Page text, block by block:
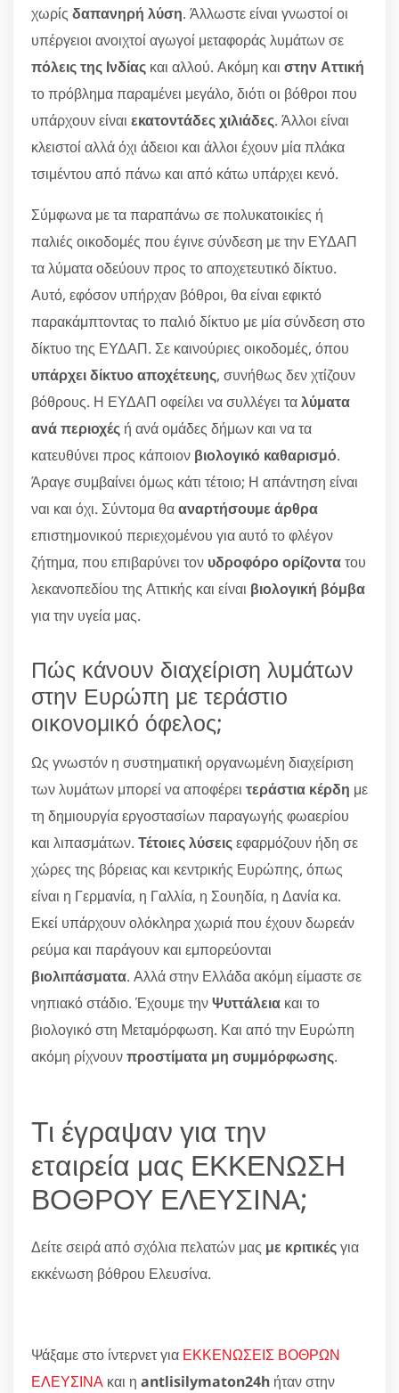
χωρίς δαπανηρή λύση. Άλλωστε είναι γνωστοί οι
υπέργειοι ανοιχτοί αγωγοί μεταφοράς λυμάτων σε
πόλεις της Ινδίας και αλλού. Ακόμη και στην Αττική
το πρόβλημα παραμένει μεγάλο, διότι οι βόθροι που
υπάρχουν είναι εκατοντάδες χιλιάδες. Άλλοι είναι
κλειστοί αλλά όχι άδειοι και άλλοι έχουν μία πλάκα
τσιμέντου από πάνω και από κάτω υπάρχει κενό.
Σύμφωνα με τα παραπάνω σε πολυκατοικίες ή
παλιές οικοδομές που έγινε σύνδεση με την ΕΥΔΑΠ
τα λύματα οδεύουν προς το αποχετευτικό δίκτυο.
Αυτό, εφόσον υπήρχαν βόθροι, θα είναι εφικτό
παρακάμπτοντας το παλιό δίκτυο με μία σύνδεση στο
δίκτυο της ΕΥΔΑΠ. Σε καινούριες οικοδομές, όπου
υπάρχει δίκτυο αποχέτευης, συνήθως δεν χτίζουν
βόθρους. Η ΕΥΔΑΠ οφείλει να συλλέγει ταλύματα
ανά περιοχές ή ανά ομάδες δήμων και να τα
κατευθύνει προς κάποιον βιολογικό καθαρισμό.
Άραγε συμβαίνει όμως κάτι τέτοιο; Η απάντηση είναι
ναι και όχι. Σύντομα θααναρτήσουμε άρθρα
επιστημονικού περιεχομένου για αυτό το φλέγον
ζήτημα, που επιβαρύνει τον υδροφόρο ορίζοντατου
λεκανοπεδίου της Αττικής και είναι βιολογική βόμβα
για την υγεία μας.
Πώς κάνουν διαχείριση λυμάτων
στην Ευρώπη με τεράστιο
οικονομικό όφελος;
Ως γνωστόν η συστηματική οργανωμένη διαχείριση
των λυμάτων μπορεί να αποφέρει τεράστια κέρδη με
τη δημιουργία εργοστασίων παραγωγής φωαερίου
και λιπασμάτων. Τέτοιες λύσειςεφαρμόζουν ήδη σε
χώρες της βόρειας και κεντρικής Ευρώπης, όπως
είναι η Γερμανία, η Γαλλία, η Σουηδία, η Δανία κα.
Εκεί υπάρχουν ολόκληρα χωριά που έχουν δωρεάν
ρεύμα και παράγουν και εμπορεύονται
βιολιπάσματα. Αλλά στην Ελλάδα ακόμη είμαστε σε
νηπιακό στάδιο. Έχουμε τηνΨυττάλεια και το
βιολογικό στη Μεταμόρφωση. Και από την Ευρώπη
ακόμη ρίχνουνπροστίματα μη συμμόρφωσης.
Τι έγραψαν για την
εταιρεία μας ΕΚΚΕΝΩΣΗ
ΒΟΘΡΟΥ ΕΛΕΥΣΙΝΑ;
Δείτε σειρά από σχόλια πελατών μας με κριτικέςγια
εκκένωση βόθρου Ελευσίνα.
Ψάξαμε στο ίντερνετ για ΕΚΚΕΝΩΣΕΙΣ ΒΟΘΡΩΝ
ΕΛΕΥΣΙΝΑ και η antlisilymaton24h ήταν στην